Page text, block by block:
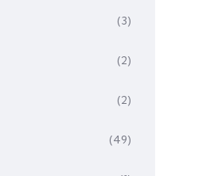
(3)
(2)
(2)
(49)